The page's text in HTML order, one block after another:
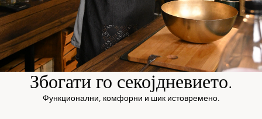
Збогати го секојдневието.
Функционални, комфорни и шик истовремено.